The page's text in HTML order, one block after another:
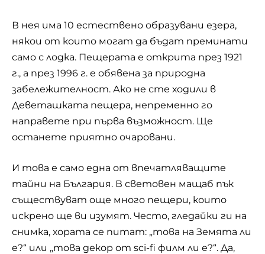
В нея има 10 естествено образувани езера,
някои от които могат да бъдат преминати
само с лодка. Пещерата е открита през 1921
г., а през 1996 г. е обявена за природна
забележителност. Ако не сте ходили в
Деветашката пещера, непременно го
направете при първа възможност. Ще
останете приятно очаровани.
И това е само една от впечатляващите
тайни на България. В световен мащаб пък
съществуват още много пещери, които
искрено ще ви изумят. Често, гледайки ги на
снимка, хората се питат: „това на Земята ли
е?“ или „това декор от sci-fi филм ли е?“. Да,